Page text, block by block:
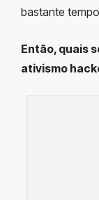
bastante
Então, quais
ativismo